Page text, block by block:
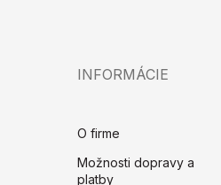
INFORMÁCIE
O firme
Možnosti dopravy a
platby